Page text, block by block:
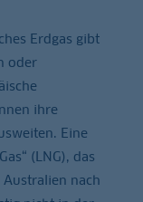
Erdgas gibt
oder
ihre
Eine
(LNG), das
Australien nach